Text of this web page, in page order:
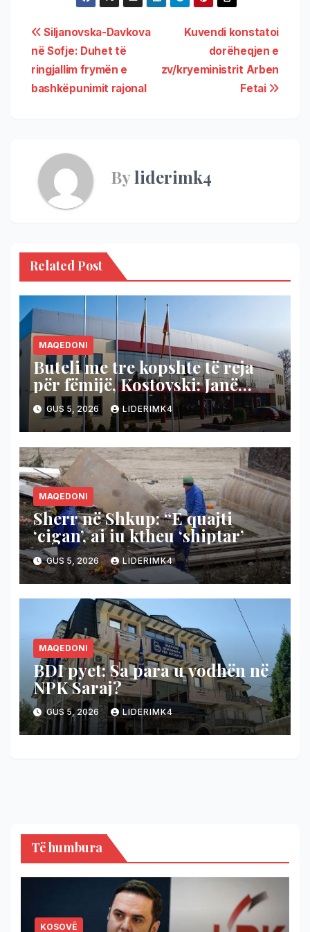
Kuvendi konstatoi
dorëheqjen e
zv/kryeministrit Arben
Fetai
Siljanovska-Davkova
në Sofje: Duhet të
ringjallim frymën e
bashkëpunimit rajonal
Byliderimk4
Related Post
MAQEDONI
Buteli me tre kopshte të reja
për fëmijë, Kostovski: Janë
siguruar fondet edhe për
kopshtin në Vizbeg
GUS 5, 2026 LIDERIMK4
MAQEDONI
Sherr në Shkup: “E quajti
‘cigan’, ai iu ktheu ‘shiptar’
GUS 5, 2026 LIDERIMK4
MAQEDONI
BDI pyet: Sa para u vodhën në
NPK Saraj?
GUS 5, 2026 LIDERIMK4
Të humbura
KOSOVË